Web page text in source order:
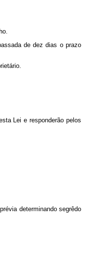
de dez dias o prazo
Lei e responderão pelos
determinando segrêdo